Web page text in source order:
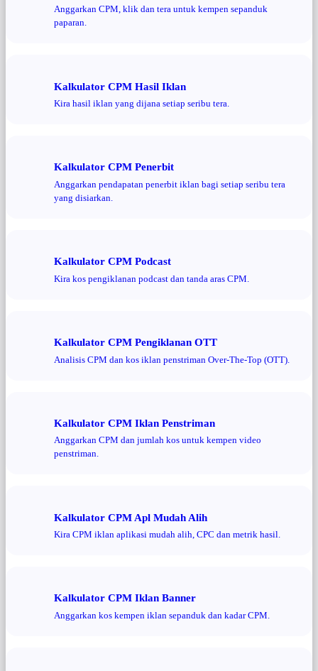
Anggarkan CPM, klik dan tera untuk kempen sepanduk
paparan.
Kalkulator CPM Hasil Iklan
Kira hasil iklan yang dijana setiap seribu tera.
Kalkulator CPM Penerbit
Anggarkan pendapatan penerbit iklan bagi setiap seribu tera
yang disiarkan.
Kalkulator CPM Podcast
Kira kos pengiklanan podcast dan tanda aras CPM.
Kalkulator CPM Pengiklanan OTT
Analisis CPM dan kos iklan penstriman Over-The-Top (OTT).
Kalkulator CPM Iklan Penstriman
Anggarkan CPM dan jumlah kos untuk kempen video
penstriman.
Kalkulator CPM Apl Mudah Alih
Kira CPM iklan aplikasi mudah alih, CPC dan metrik hasil.
Kalkulator CPM Iklan Banner
Anggarkan kos kempen iklan sepanduk dan kadar CPM.